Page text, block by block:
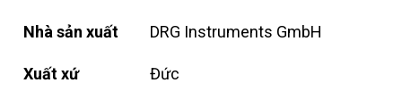
Nhà sản xuất DRG Instruments GmbH
Xuất xứ Đức